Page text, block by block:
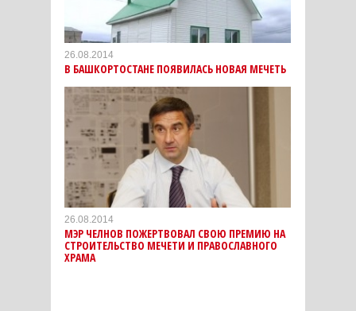
26.08.2014
В БАШКОРТОСТАНЕ ПОЯВИЛАСЬ НОВАЯ МЕЧЕТЬ
26.08.2014
МЭР ЧЕЛНОВ ПОЖЕРТВОВАЛ СВОЮ ПРЕМИЮ НА
СТРОИТЕЛЬСТВО МЕЧЕТИ И ПРАВОСЛАВНОГО
ХРАМА